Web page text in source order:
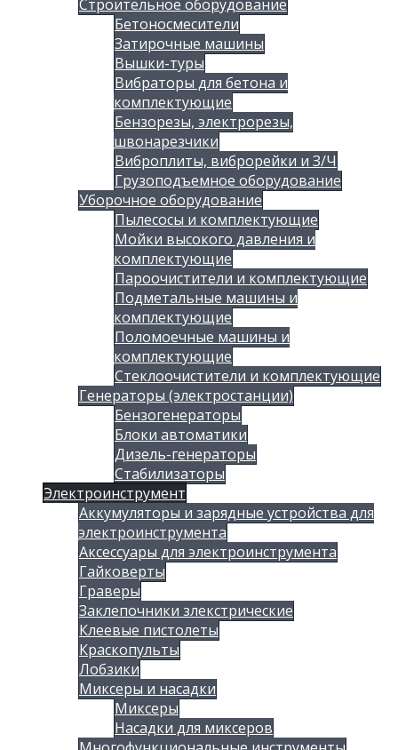
Строительное оборудование
Бетоносмесители
Затирочные машины
Вышки-туры
Вибраторы для бетона и
комплектующие
Бензорезы, электрорезы,
швонарезчики
Виброплиты, виброрейки и З/Ч
Грузоподъемное оборудование
Уборочное оборудование
Пылесосы и комплектующие
Мойки высокого давления и
комплектующие
Пароочистители и комплектующие
Подметальные машины и
комплектующие
Поломоечные машины и
комплектующие
Стеклоочистители и комплектующие
Генераторы (электростанции)
Бензогенераторы
Блоки автоматики
Дизель-генераторы
Стабилизаторы
Электроинструмент
Аккумуляторы и зарядные устройства для
электроинструмента
Аксессуары для электроинструмента
Гайковерты
Граверы
Заклепочники злекстрические
Клеевые пистолеты
Краскопульты
Лобзики
Миксеры и насадки
Миксеры
Насадки для миксеров